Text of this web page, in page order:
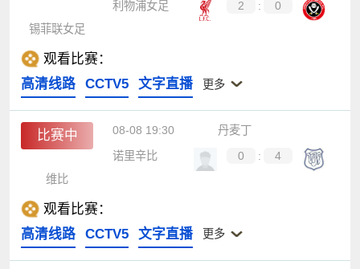
利物浦女足
2 :
0
锡菲联女足
观看比赛：
高清线路
CCTV5 文字直播 更多
比赛中 08-08 19:30
丹麦丁
诺里辛比
0 :
4
维比
观看比赛：
高清线路
CCTV5 文字直播 更多